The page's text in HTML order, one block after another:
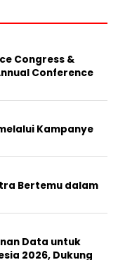
Congress &
Conference
Kampanye
Bertemu dalam
Data untuk
2026, Dukung